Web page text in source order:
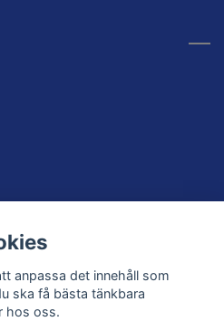
anpassa det innehåll som
ska få bästa tänkbara
hos oss.